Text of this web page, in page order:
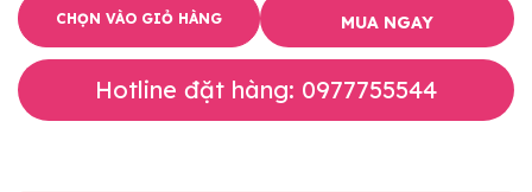
CHỌN VÀO GIỎ HÀNG MUA NGAY
Hotline đặt hàng: 0977755544